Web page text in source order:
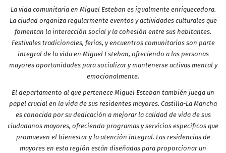
La vida comunitaria en Miguel Esteban es igualmente enriquecedora.
La ciudad organiza regularmente eventos y actividades culturales que
fomentan la interacción social y la cohesión entre sus habitantes.
Festivales tradicionales, ferias, y encuentros comunitarios son parte
integral de la vida en Miguel Esteban, ofreciendo a las personas
mayores oportunidades para socializar y mantenerse activas mental y
emocionalmente.
El departamento al que pertenece Miguel Esteban también juega un
papel crucial en la vida de sus residentes mayores. Castilla-La Mancha
es conocida por su dedicación a mejorar la calidad de vida de sus
ciudadanos mayores, ofreciendo programas y servicios específicos que
promueven el bienestar y la atención integral. Las residencias de
mayores en esta región están diseñadas para proporcionar un